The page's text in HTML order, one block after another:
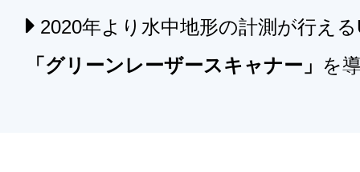
2020年より水中地形の計測が行え
「グリーンレーザースキャナー」 を